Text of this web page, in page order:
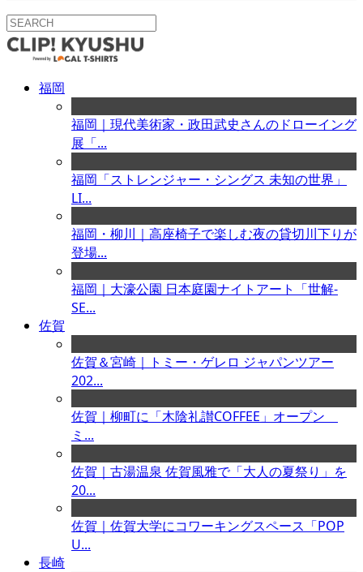
福岡
福岡｜現代美術家・政田武史さんのドローイング
展「...
福岡「ストレンジャー・シングス 未知の世界」
LI...
福岡・柳川｜高座椅子で楽しむ夜の貸切川下りが
登場...
福岡｜大濠公園 日本庭園ナイトアート「世解-
SE...
佐賀
佐賀＆宮崎｜トミー・ゲレロ ジャパンツアー
202...
佐賀｜柳町に「木陰礼讃COFFEE」オープン
ミ...
佐賀｜古湯温泉 佐賀風雅で「大人の夏祭り」を
20...
佐賀｜佐賀大学にコワーキングスペース「POP
U...
長崎